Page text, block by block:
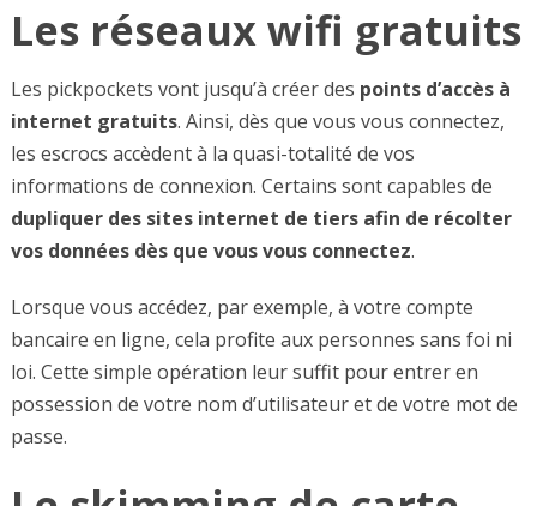
Les réseaux wifi gratuits
Les pickpockets vont jusqu’à créer des points d’accès à
internet gratuits. Ainsi, dès que vous vous connectez,
les escrocs accèdent à la quasi-totalité de vos
informations de connexion. Certains sont capables de
dupliquer des sites internet de tiers afin de récolter
vos données dès que vous vous connectez.
Lorsque vous accédez, par exemple, à votre compte
bancaire en ligne, cela profite aux personnes sans foi ni
loi. Cette simple opération leur suffit pour entrer en
possession de votre nom d’utilisateur et de votre mot de
passe.